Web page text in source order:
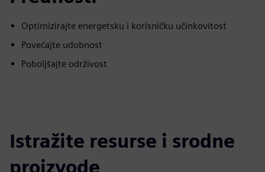
Optimizirajte energetsku i korisničku učinkovitost
Povećajte udobnost
Poboljšajte održivost
Istražite resurse i srodne
proizvode